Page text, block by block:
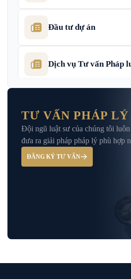
Đầu tư dự án
Dịch vụ Tư vấn Pháp
Giải Đáp – Tư Vấn
Hỏi đáp và tư vấn
Luật Bảo Hiểm Xã Hội
TƯ VẤN PHÁP
Đội ngũ luật sư của chúng tôi luôn
đưa ra giải pháp pháp lý phù hợp
ĐĂNG KÝ TƯ VẤN